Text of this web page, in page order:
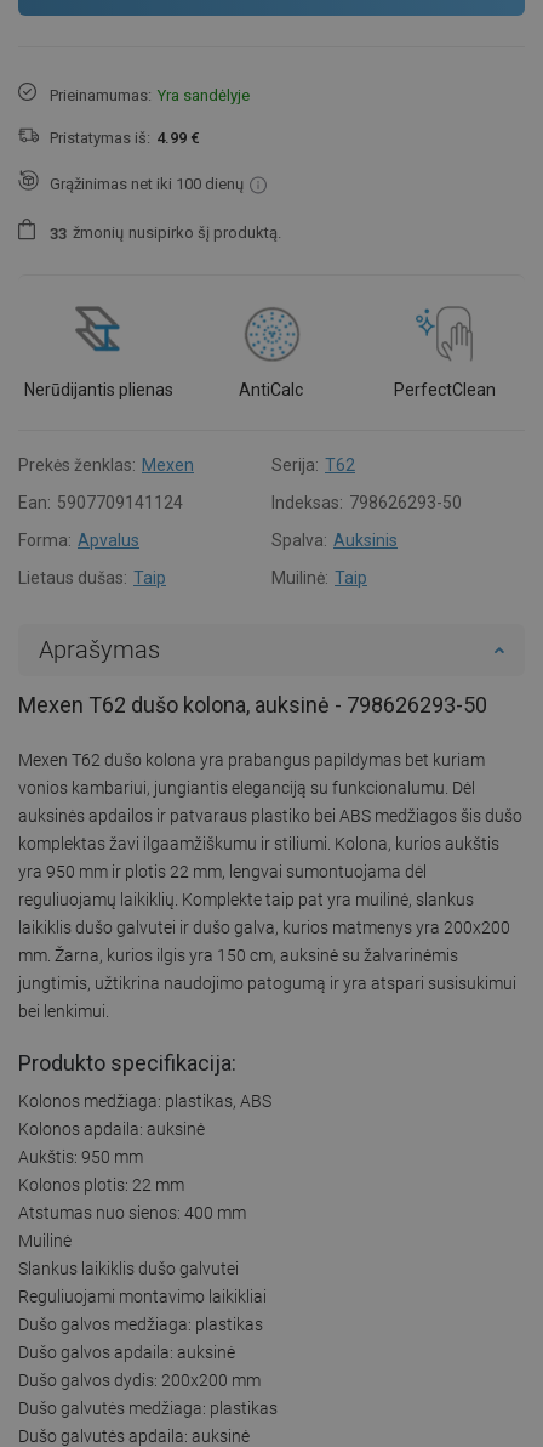
Prieinamumas: Yra sandėlyje
Pristatymas iš: 4.99 €
Grąžinimas net iki 100 dienų
33 žmonių nusipirko šį produktą.
Nerūdijantis plienas AntiCalc PerfectClean
Prekės ženklas: Mexen Serija: T62
Ean: 5907709141124 Indeksas: 798626293-50
Forma: Apvalus Spalva: Auksinis
Lietaus dušas: Taip Muilinė: Taip
Aprašymas
Mexen T62 dušo kolona, auksinė - 798626293-50
Mexen T62 dušo kolona yra prabangus papildymas bet kuriam
vonios kambariui, jungiantis eleganciją su funkcionalumu. Dėl
auksinės apdailos ir patvaraus plastiko bei ABS medžiagos šis dušo
komplektas žavi ilgaamžiškumu ir stiliumi. Kolona, kurios aukštis
yra 950 mm ir plotis 22 mm, lengvai sumontuojama dėl
reguliuojamų laikiklių. Komplekte taip pat yra muilinė, slankus
laikiklis dušo galvutei ir dušo galva, kurios matmenys yra 200x200
mm. Žarna, kurios ilgis yra 150 cm, auksinė su žalvarinėmis
jungtimis, užtikrina naudojimo patogumą ir yra atspari susisukimui
bei lenkimui.
Produkto specifikacija:
Kolonos medžiaga: plastikas, ABS
Kolonos apdaila: auksinė
Aukštis: 950 mm
Kolonos plotis: 22 mm
Atstumas nuo sienos: 400 mm
Muilinė
Slankus laikiklis dušo galvutei
Reguliuojami montavimo laikikliai
Dušo galvos medžiaga: plastikas
Dušo galvos apdaila: auksinė
Dušo galvos dydis: 200x200 mm
Dušo galvutės medžiaga: plastikas
Dušo galvutės apdaila: auksinė